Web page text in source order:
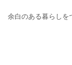
余白のある暮らしを